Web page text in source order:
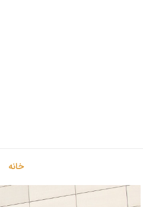
خانه